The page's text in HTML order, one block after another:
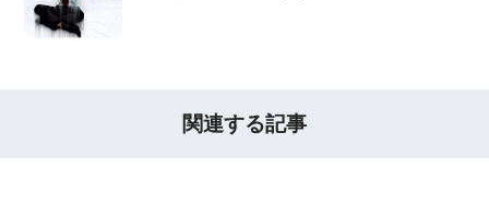
関連する記事